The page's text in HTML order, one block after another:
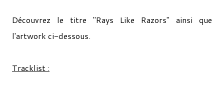
Découvrez le titre "Rays Like Razors" ainsi que
l'artwork ci-dessous.
Tracklist :